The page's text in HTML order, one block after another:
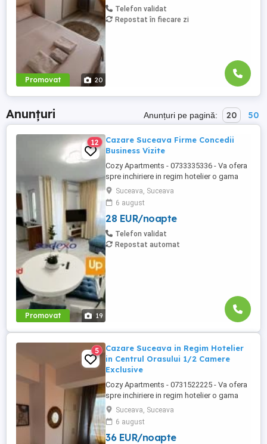
Promovat 20
McDonald's. Bulevardul 1 Mai Obcini
Zamca Burdujeni Ipotesti Pentru ...
Telefon validat
Repostat în fiecare zi
Anunțuri Anunțuri pe pagină: 20 50
Promovat 19
12
Cazare Suceava Firme Concedii
Business Vizite
Cozy Apartments - 0733335336 - Va ofera
spre inchiriere in regim hotelier o gama
variata de apartamente si garsoniere
situate in puncte cheie ale orasului
Suceava: Bulevardul George Enescu.
Kaufland George Enescu In centrul
Orasului pe Esplanada langa McDonald's.
Zamca Bulevardul 1 Mai Obcini Bulevardul
Suceava, Suceava
6 august
28 EUR/noapte
Telefon validat
Repostat automat
5
Cazare Suceava in Regim Hotelier
in Centrul Orasului 1/2 Camere
Exclusive
Cozy Apartments - 0731522225 - Va ofera
spre inchiriere in regim hotelier o gama
variata de apartamente si garsoniere
situate in puncte cheie ale orasului
Suceava: Bulevardul George Enescu. In
centrul Orasului pe Esplanada langa
Suceava, Suceava
6 august
36 EUR/noapte